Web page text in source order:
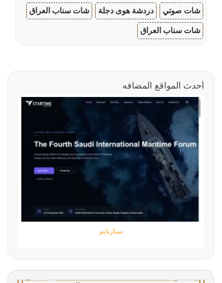
شات صوتي دردشة هوى دجلة شات سناب العراق
شات سناب العراق
أحدث المواقع المضافه
ستارتايم